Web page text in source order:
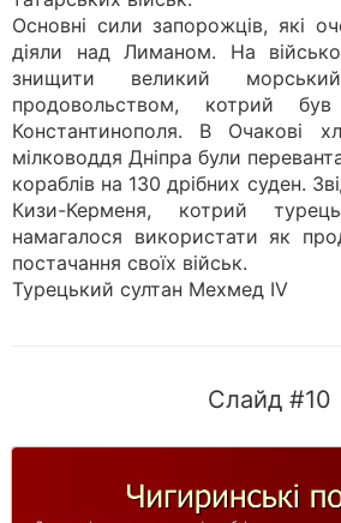
Основні сили запорожців, які
діяли над Лиманом. На
знищити великий
продовольством, котрий був
Константинополя. В Очакові
мілководдя Дніпра були
кораблів на 130 дрібних суден.
Кизи-Керменя, котрий
намагалося використати як
постачання своїх військ.
Турецький султан Мехмед IV
Слайд #10